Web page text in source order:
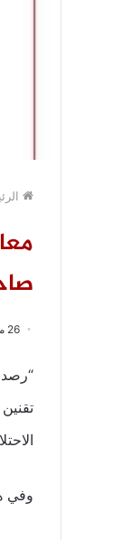
26 مايو، 2024
وفي